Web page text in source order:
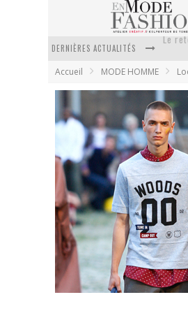
DERNIÈRES ACTUALITÉS
Accueil MODE HOMME
Wood Wood printemps été
homme
En Mode Fashion
21 juillet
Look Book Homme